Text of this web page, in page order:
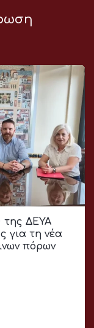
της ΔΕΥΑ
για τη νέα
πόρων